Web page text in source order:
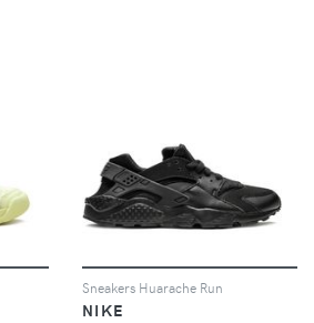
Sneakers Huarache Run
NIKE